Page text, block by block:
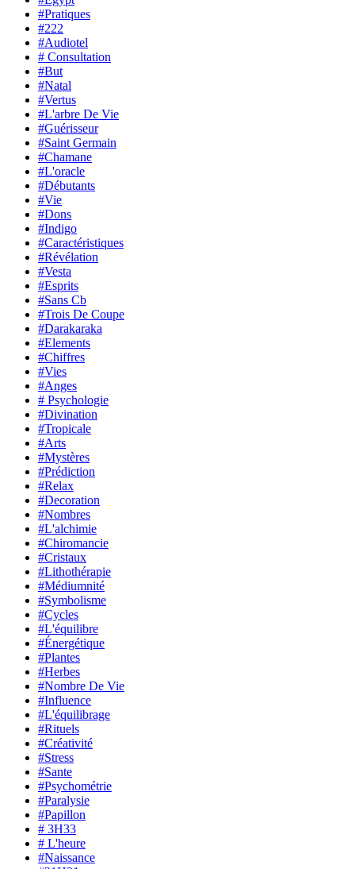
#Pratiques
#222
#Audiotel
# Consultation
#But
#Natal
#Vertus
#L'arbre De Vie
#Guérisseur
#Saint Germain
#Chamane
#L'oracle
#Débutants
#Vie
#Dons
#Indigo
#Caractéristiques
#Révélation
#Vesta
#Esprits
#Sans Cb
#Trois De Coupe
#Darakaraka
#Elements
#Chiffres
#Vies
#Anges
# Psychologie
#Divination
#Tropicale
#Arts
#Mystères
#Prédiction
#Relax
#Decoration
#Nombres
#L'alchimie
#Chiromancie
#Cristaux
#Lithothérapie
#Médiumnité
#Symbolisme
#Cycles
#L'équilibre
#Énergétique
#Plantes
#Herbes
#Nombre De Vie
#Influence
#L'équilibrage
#Rituels
#Créativité
#Stress
#Sante
#Psychométrie
#Paralysie
#Papillon
# 3H33
# L'heure
#Naissance